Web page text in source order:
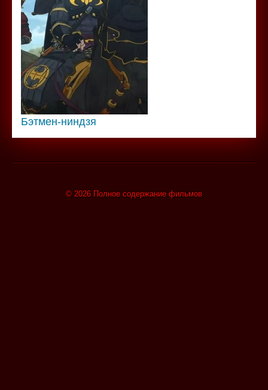
Бэтмен-ниндзя
© 2026 Полное содержание фильмов